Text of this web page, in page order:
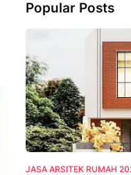
Popular Posts
JASA ARSITEK RUMAH